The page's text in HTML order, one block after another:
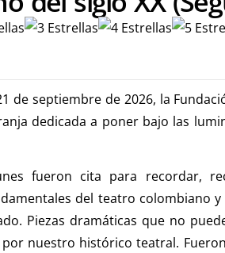
de septiembre de 2026, la
dedicada a poner bajo las
fueron cita para recordar,
del teatro colombiano
Piezas dramáticas que no
nuestro histórico teatral.